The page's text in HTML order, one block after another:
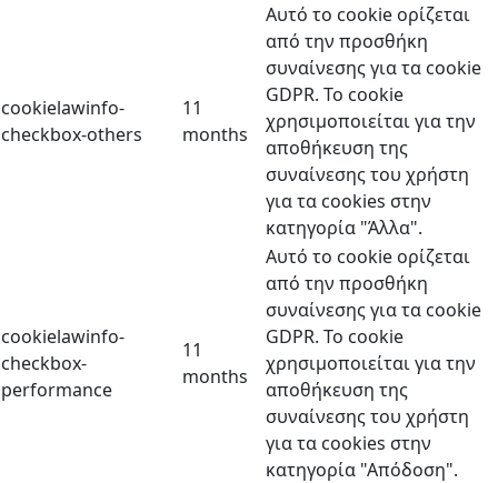
cookielawinfo-
checkbox-others
11
months
Αυτό το cookie ορίζεται
από την προσθήκη
συναίνεσης για τα cookie
GDPR. Το cookie
χρησιμοποιείται για την
αποθήκευση της
συναίνεσης του χρήστη
για τα cookies στην
κατηγορία "Άλλα".
cookielawinfo-
checkbox-
performance
11
months
Αυτό το cookie ορίζεται
από την προσθήκη
συναίνεσης για τα cookie
GDPR. Το cookie
χρησιμοποιείται για την
αποθήκευση της
συναίνεσης του χρήστη
για τα cookies στην
κατηγορία "Απόδοση".